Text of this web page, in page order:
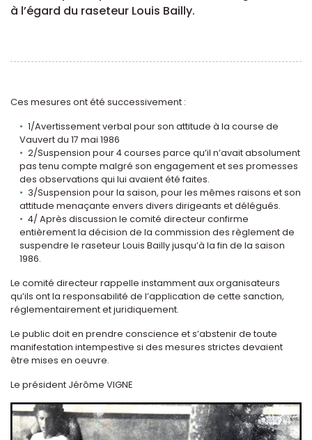
à l’égard du raseteur Louis Bailly.
Ces mesures ont été successivement :
1/Avertissement verbal pour son attitude à la course de
Vauvert du 17 mai 1986
2/Suspension pour 4 courses parce qu’il n’avait absolument
pas tenu compte malgré son engagement et ses promesses
des observations qui lui avaient été faites.
3/Suspension pour la saison, pour les mêmes raisons et son
attitude menaçante envers divers dirigeants et délégués.
4/ Après discussion le comité directeur confirme
entièrement la décision de la commission des règlement de
suspendre le raseteur Louis Bailly jusqu’à la fin de la saison
1986.
Le comité directeur rappelle instamment aux organisateurs
qu’ils ont la responsabilité de l’application de cette sanction,
réglementairement et juridiquement.
Le public doit en prendre conscience et s’abstenir de toute
manifestation intempestive si des mesures strictes devaient
être mises en oeuvre.
Le président Jérôme VIGNE